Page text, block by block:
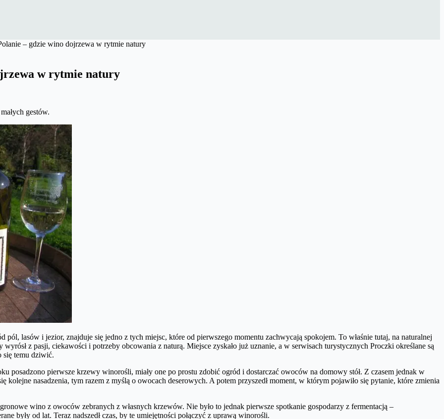
– gdzie wino dojrzewa w rytmie natury
w rytmie natury
gestów.
lasów i jezior, znajduje się jedno z tych miejsc, które od pierwszego momentu zachwycają spokojem. To właśnie tutaj, na naturalnej
z pasji, ciekawości i potrzeby obcowania z naturą. Miejsce zyskało już uznanie, a w serwisach turystycznych Proczki określane są
się temu dziwić.
posadzono pierwsze krzewy winorośli, miały one po prostu zdobić ogród i dostarczać owoców na domowy stół. Z czasem jednak w
kolejne nasadzenia, tym razem z myślą o owocach deserowych. A potem przyszedł moment, w którym pojawiło się pytanie, które zmienia
wino z owoców zebranych z własnych krzewów. Nie było to jednak pierwsze spotkanie gospodarzy z fermentacją –
były od lat. Teraz nadszedł czas, by te umiejętności połączyć z uprawą winorośli.